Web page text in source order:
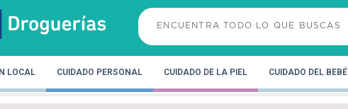
LOCAL CUIDADO PERSONAL CUIDADO DE LA PIEL CUIDADO DEL BEBÉ